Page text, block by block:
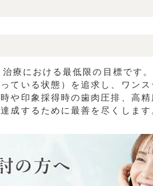
療における最低限の目標です。
ている状態）を追求し、ワン
や印象採得時の歯肉圧排、高精
成するために最善を尽くします